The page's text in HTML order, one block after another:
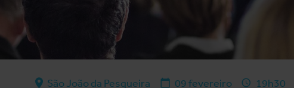
São João da Pesqueira 09 fevereiro 19h30